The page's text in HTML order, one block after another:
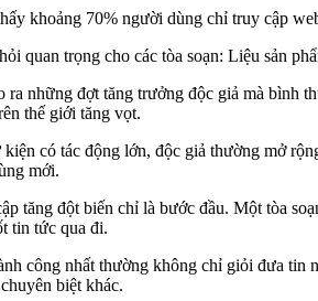
khoảng 70% người dùng chỉ truy cập
quan trọng cho các tòa soạn: Liệu sản
ra những đợt tăng trưởng độc giả mà
thế giới tăng vọt.
có tác động lớn, độc giả thường mở
mới.
tăng đột biến chỉ là bước đầu. Một tòa
tin tức qua đi.
công nhất thường không chỉ giỏi đưa tin
biệt khác.